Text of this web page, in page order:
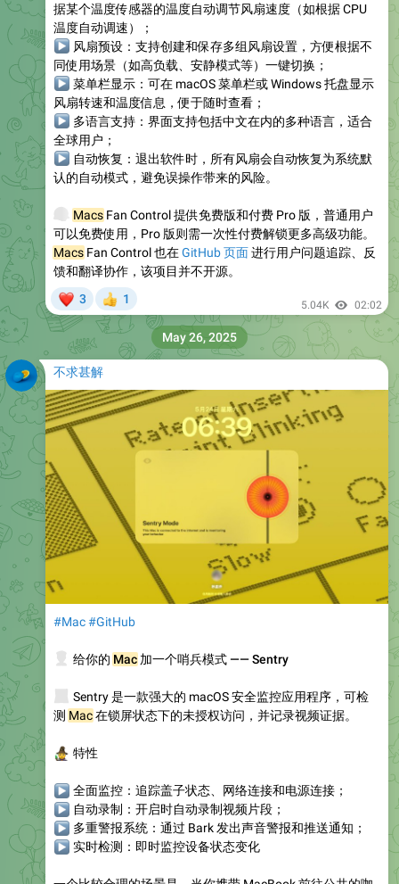
据某个温度传感器的温度自动调节风扇速度（如根据 CPU
温度自动调速）；
风扇预设：支持创建和保存多组风扇设置，方便根据不
同使用场景（如高负载、安静模式等）一键切换；
菜单栏显示：可在 macOS 菜单栏或 Windows 托盘显示
风扇转速和温度信息，便于随时查看；
多语言支持：界面支持包括中文在内的多种语言，适合
全球用户；
自动恢复 ：退出软件时，所有风扇会自动恢复为系统默
认的自动模式，避免误操作带来的风险。
MacsFan Control 提供免费版和付费 Pro 版，普通用户
可以免费使用，Pro 版则需一次性付费解锁更多高级功能。
Macs Fan Control 也在GitHub 页面进行用户问题追踪、反
馈和翻译协作，该项目并不开源。
3 1 5.04K 02:02
不求甚解
#Mac#GitHub
给你的 Mac加一个哨兵模式 —— Sentry
Sentry 是一款强大的 macOS 安全监控应用程序，可检
测 Mac在锁屏状态下的未授权访问，并记录视频证据。
特性
全面监控：追踪盖子状态、网络连接和电源连接；
自动录制 ：开启时自动录制视频片段；
多重警报系统：通过 Bark 发出声音警报和推送通知；
实时检测 ：即时监控设备状态变化
May 26, 2025